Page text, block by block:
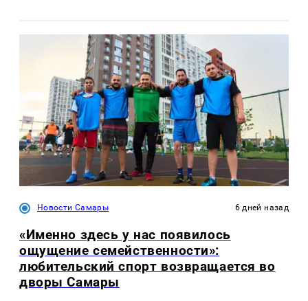
Новости Самары 6 дней назад
«Именно здесь у нас появилось
ощущение семейственности»:
любительский спорт возвращается во
дворы Самары